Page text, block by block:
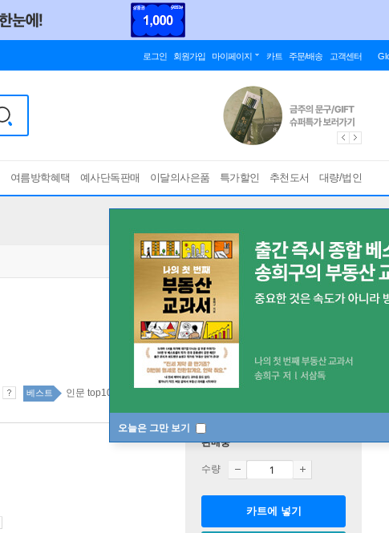
로그인 회원가입 마이페이지 카트 주문/배송 고객센터
여름방학혜택 예사단독판매 이달의사은품 특가할인 추천도서 대량/법인
오늘은 그만 보기
베스트 인문 top100 1주
판매중
수량
카트에 넣기